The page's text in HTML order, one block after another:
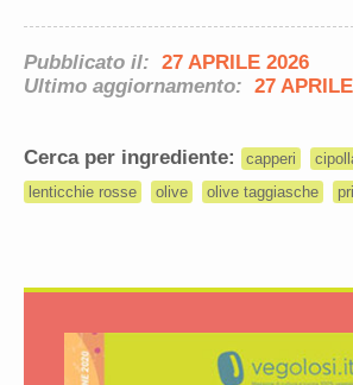
Pubblicato il: 27 APRILE 2026
Ultimo aggiornamento: 27
Cerca per ingrediente: capperi
lenticchie rosse
olive olive taggiasche